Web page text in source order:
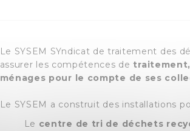
Le SYSEM SYndicat de traitement des
assurer les compétences de
ménages pour le compte de ses
Le SYSEM a construit des installations
Le centre de tri de déchets